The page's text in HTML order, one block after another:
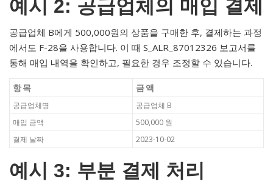
예시 2: 공급업체의 매입 결제
공급업체 B에게 500,000원의 상품을 구매한 후, 결제하는 과정
에서도 F-28을 사용합니다. 이 때 S_ALR_87012326 보고서를
통해 매입 내역을 확인하고, 필요한 경우 조정할 수 있습니다.
항목 금액
공급업체명
공급업체 B
매입 금액
500,000 원
결제 날짜
2023-10-02
예시 3: 부분 결제 처리